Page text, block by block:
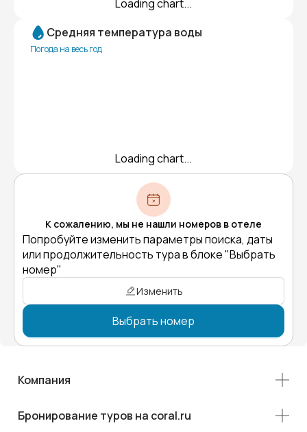
Loading chart...
Средняя температура воды
Погода на весь год
Loading chart...
К сожалению, мы не нашли номеров в отеле
Попробуйте изменить параметры поиска, даты
или продолжительность тура в блоке "Выбрать
номер"
Изменить
Выбрать номер
Компания
Бронирование туров на coral.ru